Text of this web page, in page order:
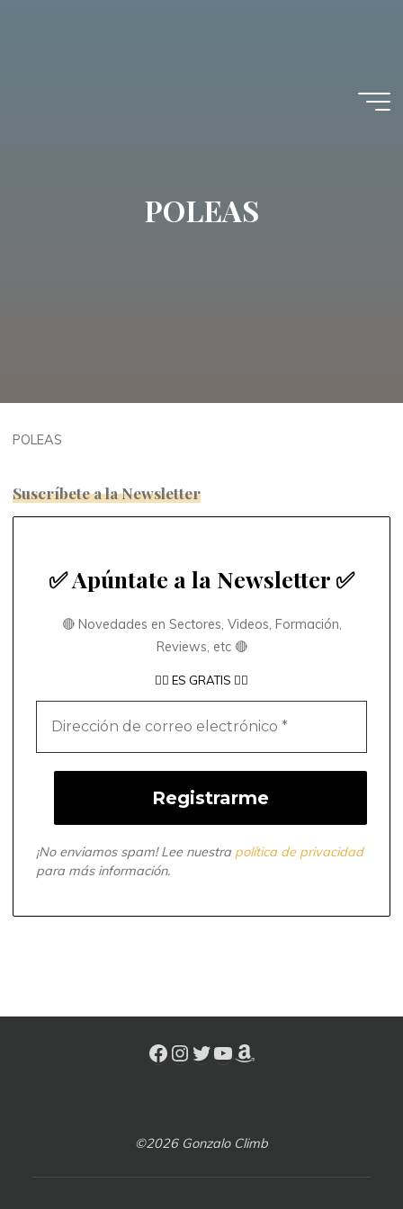
POLEAS
POLEAS
Suscríbete a la Newsletter
✅ Apúntate a la Newsletter ✅
🔴 Novedades en Sectores, Videos, Formación,
Reviews, etc 🔴
👇🏼 ES GRATIS 👇🏼
¡No enviamos spam! Lee nuestra política de privacidad
para más información.
©2026 Gonzalo Climb